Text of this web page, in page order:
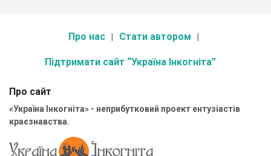
Про нас Стати автором
Підтримати сайт “Україна Інкогніта”
Про сайт
«Україна Інкогніта» - неприбутковий проект ентузіастів
краєзнавства.